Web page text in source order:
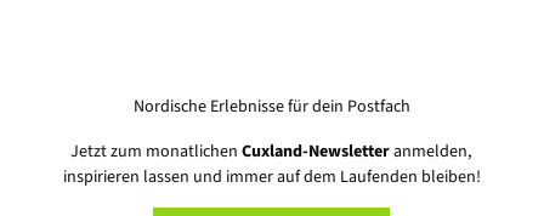
Nordische Erlebnisse für dein Postfach
Jetzt zum monatlichenCuxland-Newsletteranmelden,
inspirieren lassen und immer auf dem Laufenden bleiben!